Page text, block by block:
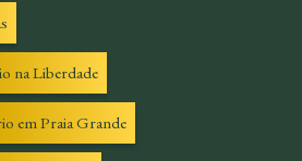
na Liberdade
em Praia Grande